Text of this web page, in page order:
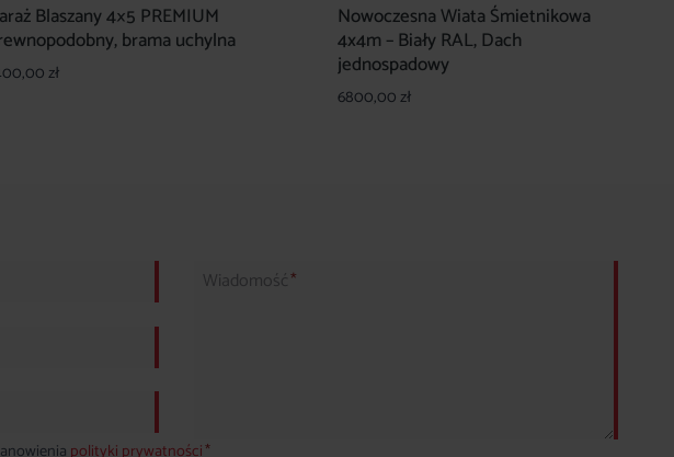
Blaszany 4×5 PREMIUM
brama uchylna
zł
Nowoczesna Wiata Śmietnikowa
4x4m – Biały RAL, Dach
jednospadowy
6800,00zł
Wiadomość*
polityki prywatności*